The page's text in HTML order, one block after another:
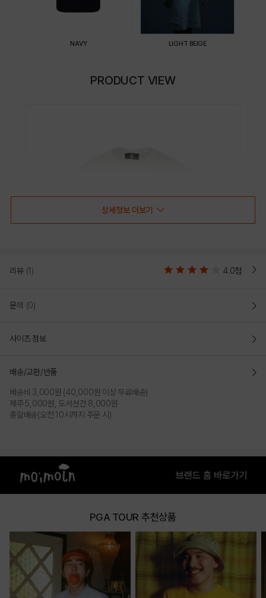
NAVY LIGHT BEIGE
PRODUCT VIEW
상세정보 더보기
리뷰 (1) 4.0점
문의 (0)
사이즈 정보
배송/교환/반품
배송비 3,000원 (40,000원 이상 무료배송)
제주 5,000원, 도서산간 8,000원
총알배송(오전 10시까지 주문 시)
PGA TOUR 추천상품